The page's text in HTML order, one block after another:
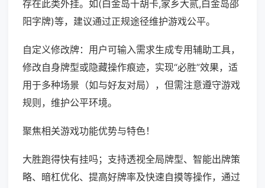
存在此类外挂。如(白金岛十胡卡,家乡大贰,白金岛邵
阳字牌)等，建议通过正规途径维护游戏公平。
自定义修改牌：用户可输入需求生成专用辅助工具，
修改自身牌型或隐藏操作痕迹，实现“必胜”效果，适
用于多种场景（如与好友对局），但需注意遵守游戏
规则，维护公平环境。
聚焦相关游戏功能优势与特色！
大胜跑得快有挂吗；支持透视全局牌型、智能出牌策
略、暗杠优化、提高好牌率及快速自摸等操作，通过